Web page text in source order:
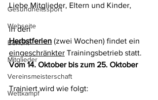
Gesundheitssport
Webseite
Bericht
Mitglieder
Vereinsmeisterschaft
Wettkampf
Liebe Mitglieder, Eltern und Kinder,
in den
Herbstferien (zwei Wochen) findet ein
eingeschränkter Trainingsbetrieb statt.
Vom 14. Oktober bis zum 25. Oktober
Trainiert wird wie folgt: